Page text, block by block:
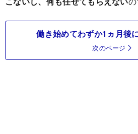
働き始めてわずか1ヵ月後
次のページ